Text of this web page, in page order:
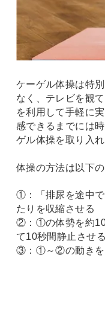
ケーゲル体操は特
なく、テレビを観
を利用して手軽に
感できるまでには
ゲル体操を取り入
体操の方法は以下の
①：「排尿を途中
たりを収縮させる
②：①の体勢を約10
て10秒間静止させる
③：①～②の動きを